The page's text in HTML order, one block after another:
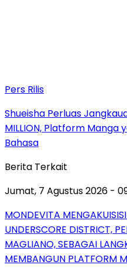
Pers Rilis
Shueisha Perluas
MILLION, Platform Manga
Bahasa
Berita Terkait
Jumat, 7 Agustus 2026 -
MONDEVITA
UNDERSCORE DISTRICT,
MAGLIANO, SEBAGAI
MEMBANGUN PLATFORM